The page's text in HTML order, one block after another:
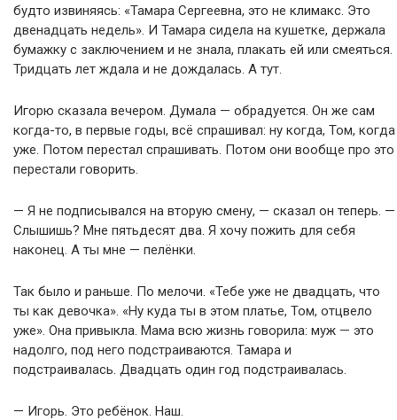
будто извиняясь: «Тамара Сергеевна, это не климакс. Это
двенадцать недель». И Тамара сидела на кушетке, держала
бумажку с заключением и не знала, плакать ей или смеяться.
Тридцать лет ждала и не дождалась. А тут.
Игорю сказала вечером. Думала — обрадуется. Он же сам
когда-то, в первые годы, всё спрашивал: ну когда, Том, когда
уже. Потом перестал спрашивать. Потом они вообще про это
перестали говорить.
— Я не подписывался на вторую смену, — сказал он теперь. —
Слышишь? Мне пятьдесят два. Я хочу пожить для себя
наконец. А ты мне — пелёнки.
Так было и раньше. По мелочи. «Тебе уже не двадцать, что
ты как девочка». «Ну куда ты в этом платье, Том, отцвело
уже». Она привыкла. Мама всю жизнь говорила: муж — это
надолго, под него подстраиваются. Тамара и
подстраивалась. Двадцать один год подстраивалась.
— Игорь. Это ребёнок. Наш.